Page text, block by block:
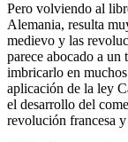
Pero volviendo al
Alemania, resulta
medievo y las
parece abocado a un
imbricarlo en
aplicación de la ley
el desarrollo del
revolución francesa y